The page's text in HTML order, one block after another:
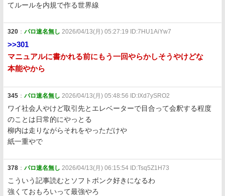
てルールを内規で作る世界線
320 ： パロ速名無し 2026/04/13(月) 05:27:19 ID:7HU1AiYw7
>>301
マニュアルに書かれる前にもう一回やらかしそうやけどな
本能やから
345 ： パロ速名無し 2026/04/13(月) 05:48:56 ID:IXd7ySRO2
ワイ社会人やけど取引先とエレベーターで目合って会釈する程度
のことは日常的にやっとる
柳内は走りながらそれをやっただけや
紙一重やで
378 ： パロ速名無し 2026/04/13(月) 06:15:54 ID:Tsq5Z1H73
こういう記事読むとソフトボンク好きになるわ
強くておもろいって最強やろ